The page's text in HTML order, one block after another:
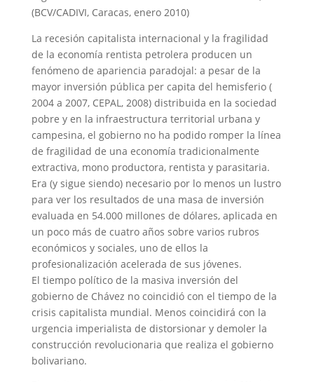
(BCV/CADIVI, Caracas, enero 2010)
La recesión capitalista internacional y la fragilidad
de la economía rentista petrolera producen un
fenómeno de apariencia paradojal: a pesar de la
mayor inversión pública per capita del hemisferio (
2004 a 2007, CEPAL, 2008) distribuida en la sociedad
pobre y en la infraestructura territorial urbana y
campesina, el gobierno no ha podido romper la línea
de fragilidad de una economía tradicionalmente
extractiva, mono productora, rentista y parasitaria.
Era (y sigue siendo) necesario por lo menos un lustro
para ver los resultados de una masa de inversión
evaluada en 54.000 millones de dólares, aplicada en
un poco más de cuatro años sobre varios rubros
económicos y sociales, uno de ellos la
profesionalización acelerada de sus jóvenes.
El tiempo político de la masiva inversión del
gobierno de Chávez no coincidió con el tiempo de la
crisis capitalista mundial. Menos coincidirá con la
urgencia imperialista de distorsionar y demoler la
construcción revolucionaria que realiza el gobierno
bolivariano.